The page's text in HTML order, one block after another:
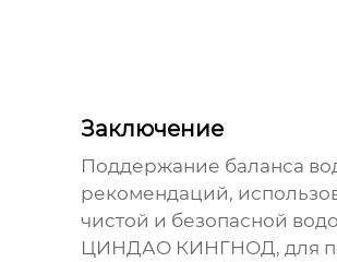
Заключение
Поддержание баланса
рекомендаций,
чистой и безопасной
ЦИНДАО КИНГНОД, для